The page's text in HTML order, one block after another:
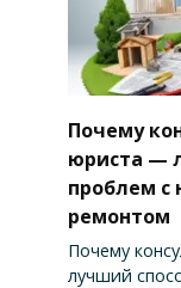
Почему
юриста —
проблем
ремонтом
Почему
лучший